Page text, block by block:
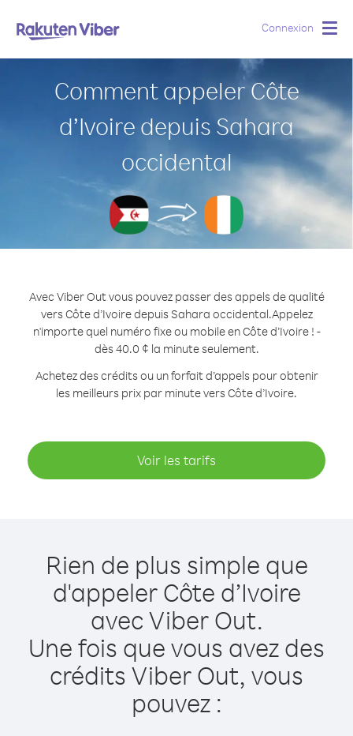
Connexion
Comment appeler Côte
d’Ivoire depuis Sahara
occidental
Avec Viber Out vous pouvez passer des appels de qualité
vers Côte d’Ivoire depuis Sahara occidental.Appelez
n'importe quel numéro fixe ou mobile en Côte d’Ivoire ! -
dès 40.0 ¢ la minute seulement.
Achetez des crédits ou un forfait d’appels pour obtenir
les meilleurs prix par minute vers Côte d’Ivoire.
Voir les tarifs
Rien de plus simple que
d'appeler Côte d’Ivoire
avec Viber Out.
Une fois que vous avez des
crédits Viber Out, vous
pouvez :